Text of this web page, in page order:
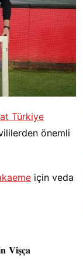
Türkiye
önemli
için veda
𝐕𝐢𝐬̧𝐜̧𝐚